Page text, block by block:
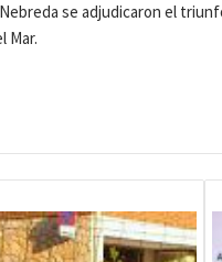
se adjudicaron el
Mar.